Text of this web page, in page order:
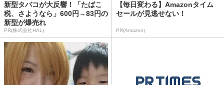
新型タバコが大反響！「たばこ
税、さようなら」600円→83円の
新型が爆売れ
PR(株式会社HAL)
【毎日変わる】Amazonタイム
セールが見逃せない！
PR(Amazon)